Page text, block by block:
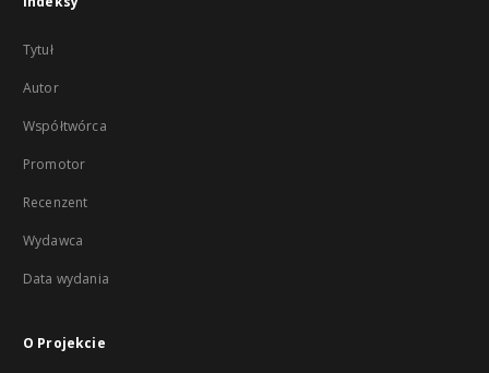
Tytuł
Autor
Współtwórca
Promotor
Recenzent
Wydawca
Data wydania
O Projekcie